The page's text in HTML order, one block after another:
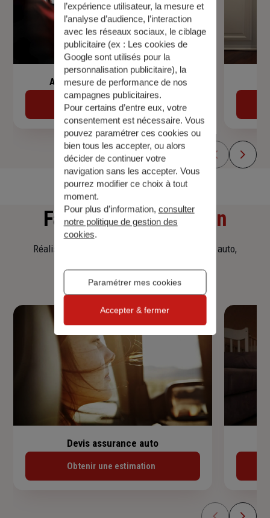
Assurance de prêt immobilier
Découvrir
Faitesune simulation
Réalisez une simulation tarifaire d'assurance, auto,
Devis assurance auto
Obtenir une estimation
l’expérience utilisateur, la mesure et
l’analyse d’audience, l’interaction
avec les réseaux sociaux, le ciblage
publicitaire (ex : Les cookies de
Google sont utilisés pour la
personnalisation publicitaire), la
mesure de performance de nos
campagnes publicitaires.
Pour certains d’entre eux, votre
consentement est nécessaire. Vous
pouvez paramétrer ces cookies ou
bien tous les accepter, ou alors
décider de continuer votre
navigation sans les accepter. Vous
pourrez modifier ce choix à tout
moment.
Pour plus d’information, consulter
notre politique de gestion des
cookies.
Paramétrer mes cookies
Accepter & fermer